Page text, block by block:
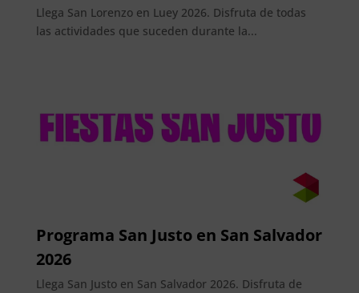
Llega San Lorenzo en Luey 2026. Disfruta de todas
las actividades que suceden durante la...
Programa San Justo en San Salvador
2026
Llega San Justo en San Salvador 2026. Disfruta de